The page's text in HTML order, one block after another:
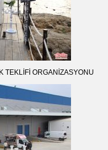
TEKLIFI ORGANIZASYONU